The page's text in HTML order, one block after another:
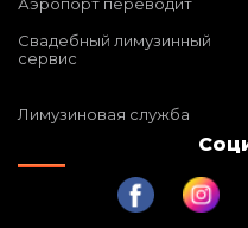
Свадебный лимузинный
сервис
Лимузиновая служба